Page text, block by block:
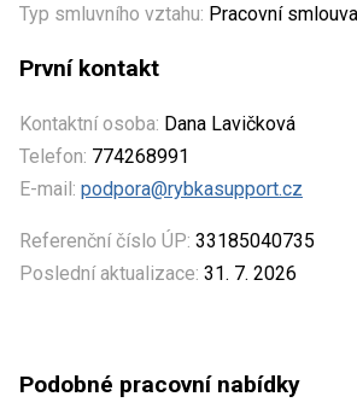
Typ smluvního vztahu: Pracovní smlouva
První kontakt
Kontaktní osoba: Dana Lavičková
Telefon: 774268991
E-mail: podpora@rybkasupport.cz
Referenční číslo ÚP: 33185040735
Poslední aktualizace: 31. 7. 2026
Podobné pracovní nabídky